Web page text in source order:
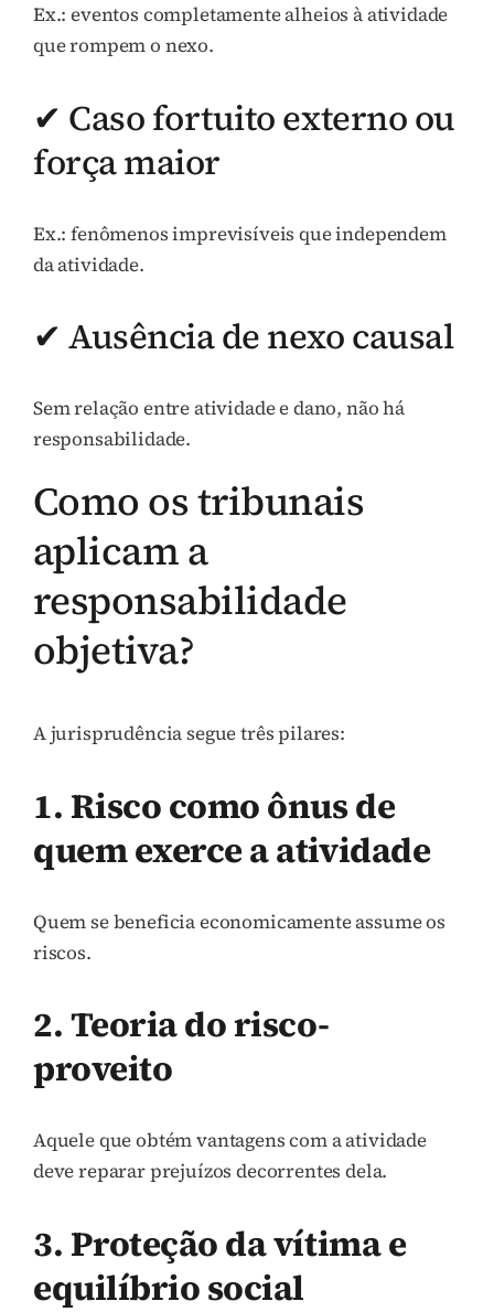
Ex.: eventos completamente alheios à atividade
que rompem o nexo.
✔ Caso fortuito externo ou
força maior
Ex.: fenômenos imprevisíveis que independem
da atividade.
✔ Ausência de nexo causal
Sem relação entre atividade e dano, não há
responsabilidade.
Como os tribunais
aplicam a
responsabilidade
objetiva?
A jurisprudência segue três pilares:
1. Risco como ônus de
quem exerce a atividade
Quem se beneficia economicamente assume os
riscos.
2. Teoria do risco-
proveito
Aquele que obtém vantagens com a atividade
deve reparar prejuízos decorrentes dela.
3. Proteção da vítima e
equilíbrio social